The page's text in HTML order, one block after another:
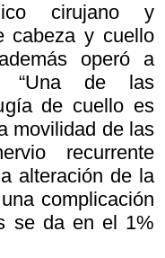
cirujano y
cabeza y cuello
operó a
“Una de las
de cuello es
movilidad de las
recurrente
alteración de la
complicación
se da en el 1%